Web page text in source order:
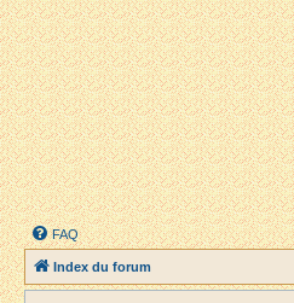
FAQ
Index du forum